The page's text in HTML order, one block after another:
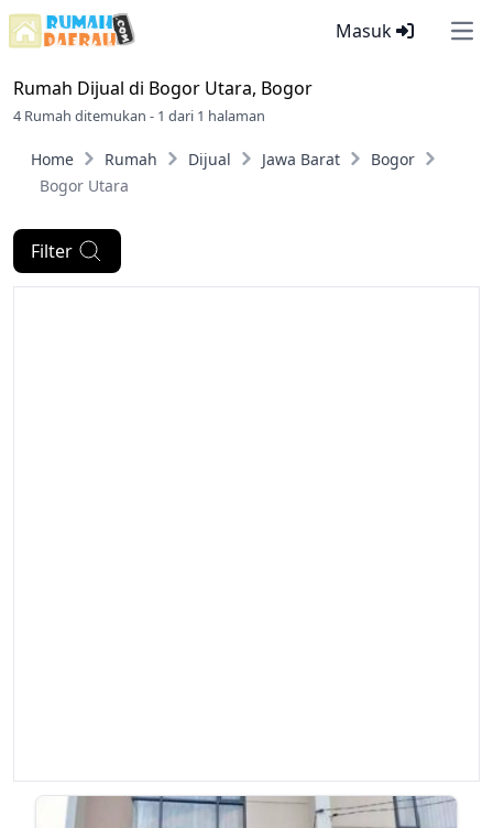
Masuk
Rumah Dijual di Bogor Utara, Bogor
4 Rumah ditemukan - 1 dari 1 halaman
Home Rumah Dijual Jawa Barat
Bogor
Bogor Utara
Filter